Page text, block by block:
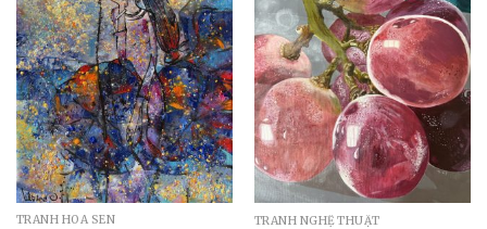
TRANH HOA SEN TRANH NGHỆ THUẬT